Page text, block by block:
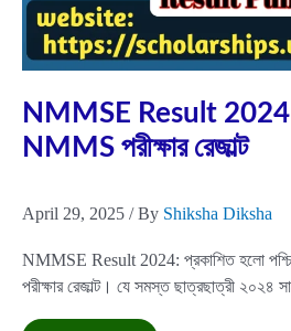
Question
Paper
NMMSE Result 2024 |
NMMS পরীক্ষার রেজাল্ট
April 29, 2025 / By Shiksha Diksha
NMMSE Result 2024: প্রকাশিত হলো
পরীক্ষার রেজাল্ট। যে সমস্ত ছাত্রছাত্রী ২০২৪